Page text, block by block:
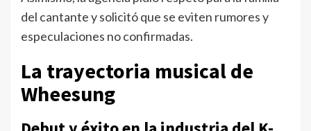
del cantante y solicitó que se eviten rumores y
especulaciones no confirmadas.
La trayectoria musical de
Wheesung